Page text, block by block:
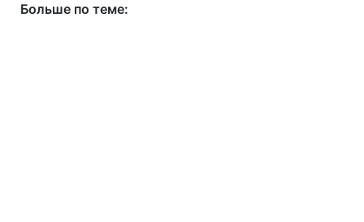
Больше по теме: